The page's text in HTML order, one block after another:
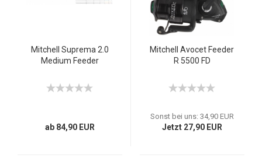
Mitchell Suprema 2.0
Medium Feeder
ab 84,90 EUR
Mitchell Avocet Feeder
R 5500 FD
Sonst bei uns: 34,90 EUR
Jetzt 27,90 EUR